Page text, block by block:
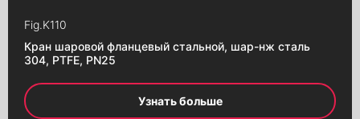
Краны шаровые латунные
Краны шаровые
с электроприводом
с пневмоприводом
Краны шаровые
Fig.K110
Кран шаровой фланцевый стальной, шар-нж сталь
304, PTFE, PN25
Узнать больше